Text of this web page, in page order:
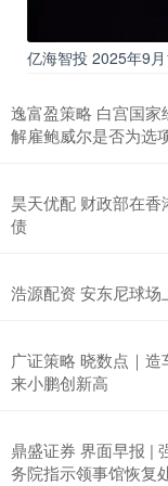
亿海智投 2025年9
逸富盈策略 白宫国
解雇鲍威尔是否为选
昊天优配 财政部在
债
浩源配资 安东尼球
广证策略 晓数点｜
来小鹏创新高
鼎盛证券 界面早报 |
务院指示领事馆恢复